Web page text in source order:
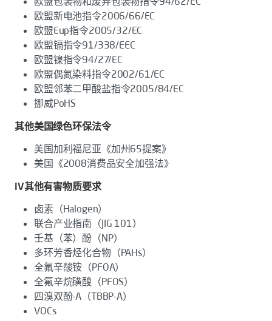
欧盟新电池指令2006/66/EC
欧盟Eup指令2005/32/EC
欧盟镉指令91/338/EEC
欧盟镍指令94/27/EC
欧盟偶氮染料指令2002/61/EC
欧盟邻苯二甲酸盐指令2005/84/EC
挪威PoHS
其他美国绿色环保法令
美国加利福尼亚《加州65提案》
美国《2008消费品安全加强法》
IV其他有害物质要求
卤素（Halogen）
联合产业指南（JIG 101）
壬基（苯）酚（NP）
多环芳香烃化合物（PAHs）
全氟辛酸铵（PFOA）
全氟辛烷磺酸（PFOS）
四溴双酚-A（TBBP-A）
VOCs